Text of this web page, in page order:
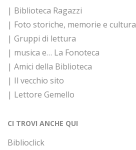
| Biblioteca Ragazzi
| Foto storiche, memorie e cultura
| Gruppi di lettura
| musica e… La Fonoteca
| Amici della Biblioteca
| Il vecchio sito
| Lettore Gemello
CI TROVI ANCHE QUI
Biblioclick